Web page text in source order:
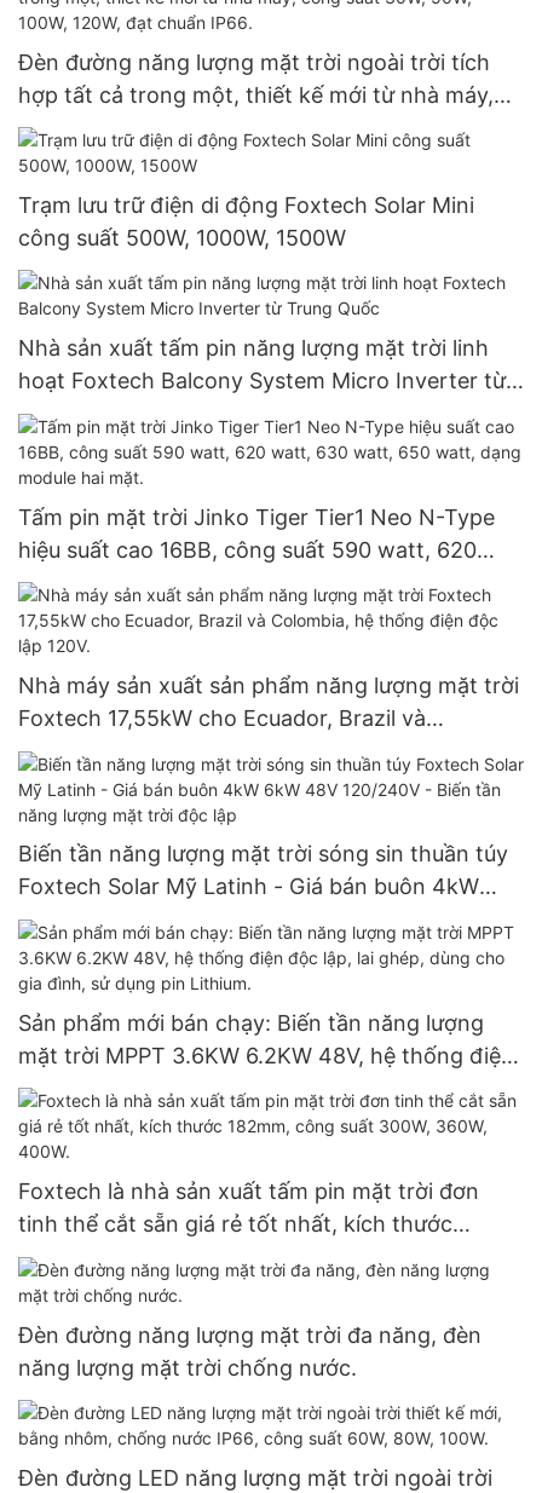
Đèn đường năng lượng mặt trời ngoài trời tích
hợp tất cả trong một, thiết kế mới từ nhà máy,
công suất 30W, 50W, 100W, 120W, đạt chuẩn
IP66.
Trạm lưu trữ điện di động Foxtech Solar Mini
công suất 500W, 1000W, 1500W
Nhà sản xuất tấm pin năng lượng mặt trời linh
hoạt Foxtech Balcony System Micro Inverter từ
Trung Quốc
Tấm pin mặt trời Jinko Tiger Tier1 Neo N-Type
hiệu suất cao 16BB, công suất 590 watt, 620
watt, 630 watt, 650 watt, dạng module hai mặt.
Nhà máy sản xuất sản phẩm năng lượng mặt trời
Foxtech 17,55kW cho Ecuador, Brazil và
Colombia, hệ thống điện độc lập 120V.
Biến tần năng lượng mặt trời sóng sin thuần túy
Foxtech Solar Mỹ Latinh - Giá bán buôn 4kW
6kW 48V 120/240V - Biến tần năng lượng mặt
trời độc lập
Sản phẩm mới bán chạy: Biến tần năng lượng
mặt trời MPPT 3.6KW 6.2KW 48V, hệ thống điện
độc lập, lai ghép, dùng cho gia đình, sử dụng pin
Lithium.
Foxtech là nhà sản xuất tấm pin mặt trời đơn
tinh thể cắt sẵn giá rẻ tốt nhất, kích thước
182mm, công suất 300W, 360W, 400W.
Đèn đường năng lượng mặt trời đa năng, đèn
năng lượng mặt trời chống nước.
Đèn đường LED năng lượng mặt trời ngoài trời